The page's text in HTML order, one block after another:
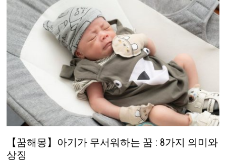
【꿈해몽】아기가 무서워하는 꿈 : 8가지 의미와
상징